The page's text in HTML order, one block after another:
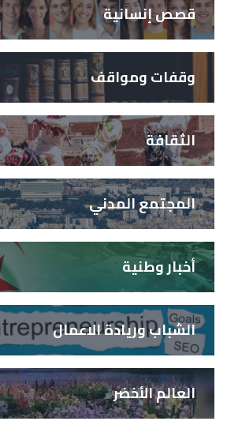
قصص إنسانية
وقفات ومواقف
الثقافة
المجتمع المدني
أخبار وطنية
الشباب وريادة الاعمال
العالم الأخضر